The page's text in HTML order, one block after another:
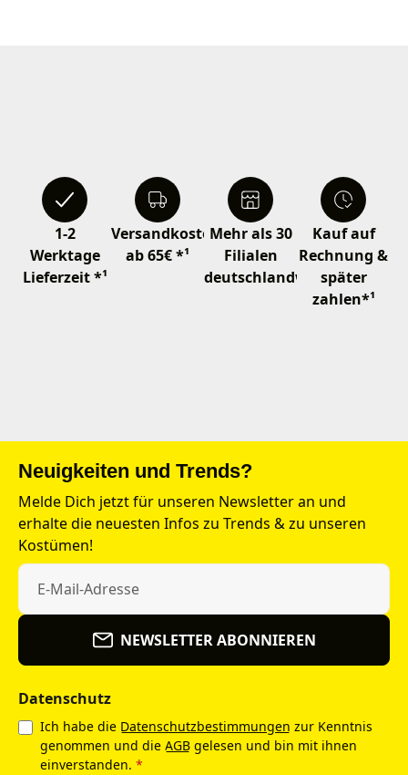
1-2
Werktage
Lieferzeit *¹
Versandkostenfrei
ab 65€ *¹
Mehr als 30
Filialen
deutschlandweit
Kauf auf
Rechnung &
später
zahlen*¹
Neuigkeiten und Trends?
Melde Dich jetzt für unseren Newsletter an und
erhalte die neuesten Infos zu Trends & zu unseren
Kostümen!
NEWSLETTER ABONNIEREN
Datenschutz
Ich habe die Datenschutzbestimmungen zur Kenntnis
genommen und die AGB gelesen und bin mit ihnen
einverstanden. *